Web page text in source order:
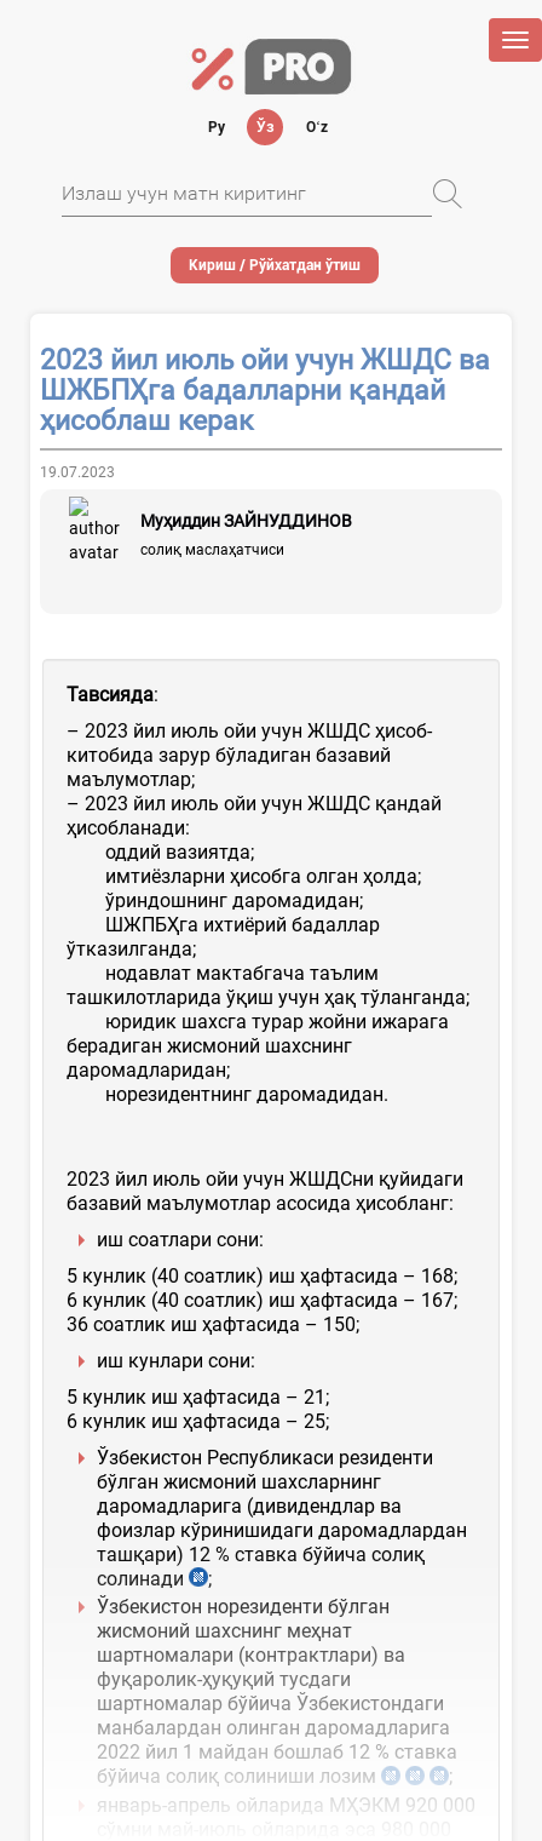
Ру Ўз Oʻz
Кириш / Рўйхатдан ўтиш
2023 йил июль ойи учун ЖШДС ва
ШЖБПҲга бадалларни қандай
ҳисоблаш керак
19.07.2023
Муҳиддин ЗАЙНУДДИНОВ
солиқ маслаҳатчиси
Тавсияда:
– 2023 йил июль ойи учун ЖШДС ҳисоб-
китобида зарур бўладиган базавий
маълумотлар;
– 2023 йил июль ойи учун ЖШДС қандай
ҳисобланади:
оддий вазиятда;
имтиёзларни ҳисобга олган ҳолда;
ўриндошнинг даромадидан;
ШЖПБҲга ихтиёрий бадаллар
ўтказилганда;
нодавлат мактабгача таълим
ташкилотларида ўқиш учун ҳақ тўланганда;
юридик шахсга турар жойни ижарага
берадиган жисмоний шахснинг
даромадларидан;
норезидентнинг даромадидан.
2023 йил июль ойи учун ЖШДСни қуйидаги
базавий маълумотлар асосида ҳисобланг:
иш соатлари сони:
5 кунлик (40 соатлик) иш ҳафтасида – 168;
6 кунлик (40 соатлик) иш ҳафтасида – 167;
36 соатлик иш ҳафтасида – 150;
иш кунлари сони:
5 кунлик иш ҳафтасида – 21;
6 кунлик иш ҳафтасида – 25;
Ўзбекистон Республикаси резиденти
бўлган жисмоний шахсларнинг
даромадларига (дивидендлар ва
фоизлар кўринишидаги даромадлардан
ташқари) 12 % ставка бўйича солиқ
солинади
;
Ўзбекистон норезиденти бўлган
жисмоний шахснинг меҳнат
шартномалари (контрактлари) ва
фуқаролик-ҳуқуқий тусдаги
шартномалар бўйича Ўзбекистондаги
манбалардан олинган даромадларига
2022 йил 1 майдан бошлаб 12 % ставка
бўйича солиқ солиниши лозим
;
январь-апрель ойларида МҲЭКМ 920 000